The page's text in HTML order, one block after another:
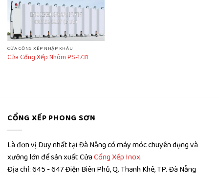
CỬA CỔNG XẾP NHẬP KHẨU
Cửa Cổng Xếp Nhôm PS-1731
CỔNG XẾP PHONG SƠN
Là đơn vị Duy nhất tại Đà Nẵng có máy móc chuyên dụng và
xưởng lớn để sản xuất CửaCổng Xếp Inox.
Địa chỉ: 645 - 647 Điện Biên Phủ, Q. Thanh Khê, TP. Đà Nẵng